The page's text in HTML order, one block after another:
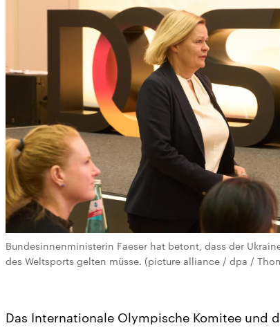
Bundesinnenministerin Faeser hat betont, dass der
des Weltsports gelten müsse. (picture alliance / dpa /
Das Internationale Olympische Komitee und